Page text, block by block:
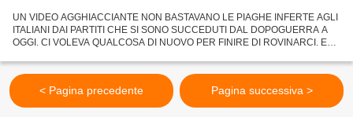
UN VIDEO AGGHIACCIANTE NON BASTAVANO LE PIAGHE INFERTE AGLI
ITALIANI DAI PARTITI CHE SI SONO SUCCEDUTI DAL DOPOGUERRA A
OGGI. CI VOLEVA QUALCOSA DI NUOVO PER FINIRE DI ROVINARCI. E
STAMPELLA DI SERVIZIO...
< Pagina precedente Pagina successiva >